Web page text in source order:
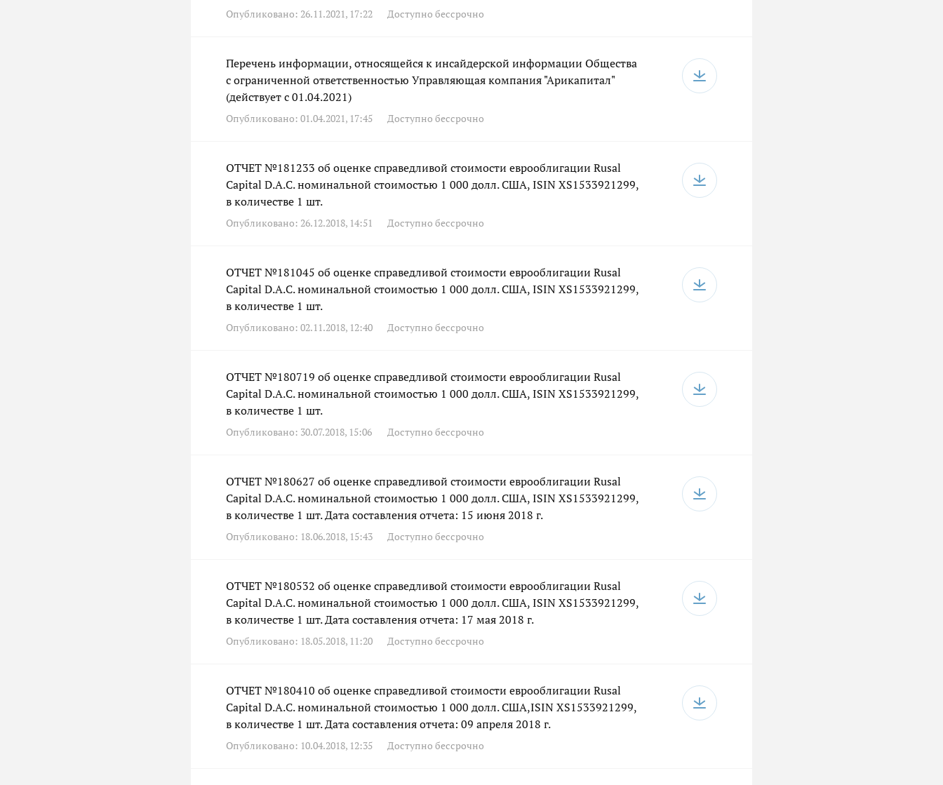
Опубликовано: 26.11.2021, 17:22 Доступно бессрочно
Перечень информации, относящейся к инсайдерской информации Общества
с ограниченной ответственностью Управляющая компания "Арикапитал"
(действует с 01.04.2021)
Опубликовано: 01.04.2021, 17:45 Доступно бессрочно
ОТЧЕТ №181233 об оценке справедливой стоимости еврооблигации Rusal
Capital D.A.C. номинальной стоимостью 1 000 долл. США, ISIN XS1533921299,
в количестве 1 шт.
Опубликовано: 26.12.2018, 14:51 Доступно бессрочно
ОТЧЕТ №181045 об оценке справедливой стоимости еврооблигации Rusal
Capital D.A.C. номинальной стоимостью 1 000 долл. США, ISIN XS1533921299,
в количестве 1 шт.
Опубликовано: 02.11.2018, 12:40 Доступно бессрочно
ОТЧЕТ №180719 об оценке справедливой стоимости еврооблигации Rusal
Capital D.A.C. номинальной стоимостью 1 000 долл. США, ISIN XS1533921299,
в количестве 1 шт.
Опубликовано: 30.07.2018, 15:06 Доступно бессрочно
ОТЧЕТ №180627 об оценке справедливой стоимости еврооблигации Rusal
Capital D.A.C. номинальной стоимостью 1 000 долл. США, ISIN XS1533921299,
в количестве 1 шт. Дата составления отчета: 15 июня 2018 г.
Опубликовано: 18.06.2018, 15:43 Доступно бессрочно
ОТЧЕТ №180532 об оценке справедливой стоимости еврооблигации Rusal
Capital D.A.C. номинальной стоимостью 1 000 долл. США, ISIN XS1533921299,
в количестве 1 шт. Дата составления отчета: 17 мая 2018 г.
Опубликовано: 18.05.2018, 11:20 Доступно бессрочно
ОТЧЕТ №180410 об оценке справедливой стоимости еврооблигации Rusal
Capital D.A.C. номинальной стоимостью 1 000 долл. США,ISIN XS1533921299,
в количестве 1 шт. Дата составления отчета: 09 апреля 2018 г.
Опубликовано: 10.04.2018, 12:35 Доступно бессрочно